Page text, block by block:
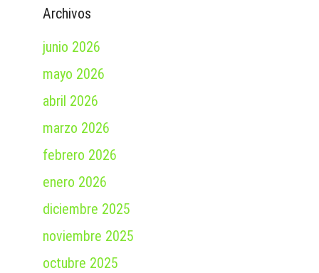
Archivos
junio 2026
mayo 2026
abril 2026
marzo 2026
febrero 2026
enero 2026
diciembre 2025
noviembre 2025
octubre 2025